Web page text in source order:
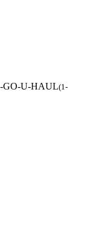
GO-U-HAUL(1-